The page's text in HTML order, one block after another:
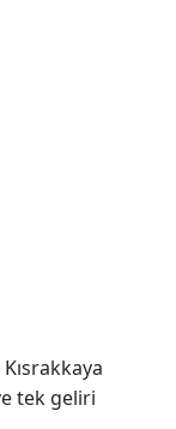
tek geliri